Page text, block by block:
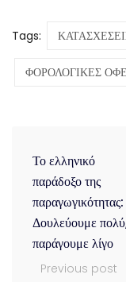
Tags:
ΦΟΡΟΛΟΓΙΚΕΣ
Το ελληνικό
παράδοξο της
παραγωγικότητας:
Δουλεύουμε
παράγουμε λίγο
Previous post